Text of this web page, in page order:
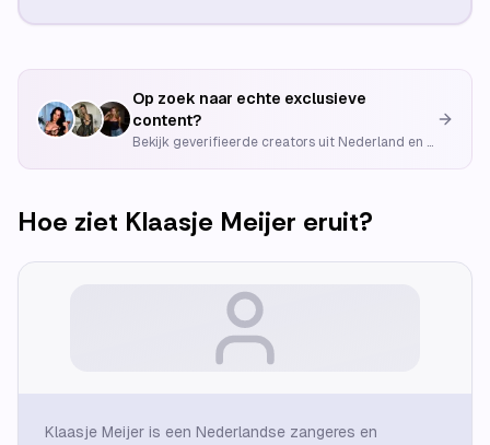
Op zoek naar echte exclusieve
content?
Bekijk geverifieerde creators uit Nederland en België
Hoe ziet Klaasje Meijer eruit?
Klaasje Meijer is een Nederlandse zangeres en